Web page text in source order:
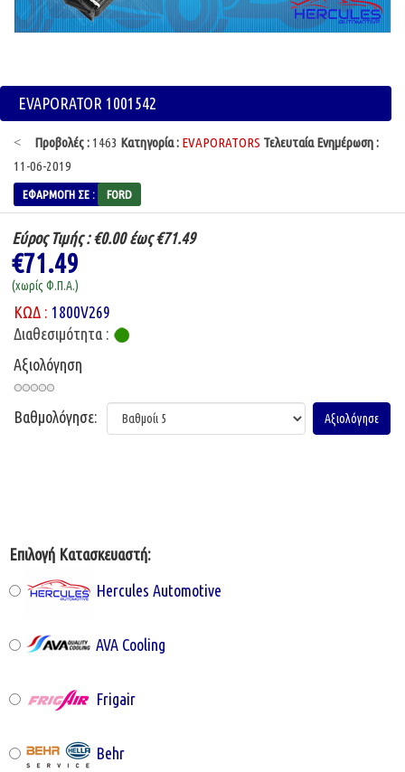
EVAPORATOR 1001542
Προβολές : 1463 Κατηγορία : EVAPORATORS Τελευταία Ενημέρωση :
11-06-2019
ΕΦΑΡΜΟΓΉ ΣΕ : FORD
Εύρος Τιμής : €0.00 έως €71.49
€71.49
(χωρίς Φ.Π.Α.)
ΚΩΔ : 1800V269
Διαθεσιμότητα :
Αξιολόγηση
Βαθμολόγησε:
Επιλογή Κατασκευαστή:
Hercules Automotive
AVA Cooling
Frigair
Behr